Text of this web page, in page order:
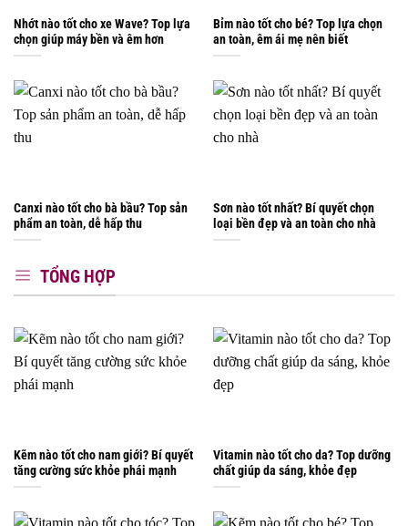
Nhớt nào tốt cho xe Wave? Top lựa
chọn giúp máy bền và êm hơn
Bỉm nào tốt cho bé? Top lựa chọn
an toàn, êm ái mẹ nên biết
Canxi nào tốt cho bà bầu? Top sản
phẩm an toàn, dễ hấp thu
Sơn nào tốt nhất? Bí quyết chọn
loại bền đẹp và an toàn cho nhà
TỔNG HỢP
Kẽm nào tốt cho nam giới? Bí quyết
tăng cường sức khỏe phái mạnh
Vitamin nào tốt cho da? Top dưỡng
chất giúp da sáng, khỏe đẹp